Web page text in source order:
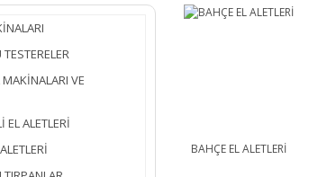
VE
EL ALETLERİ
BAHÇE EL ALETLERİ